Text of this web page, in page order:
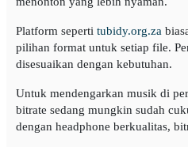
Platform seperti tubidy.org.za
pilihan format untuk setiap file.
disesuaikan dengan kebutuhan.
Untuk mendengarkan musik di
bitrate sedang mungkin sudah
dengan headphone berkualitas,